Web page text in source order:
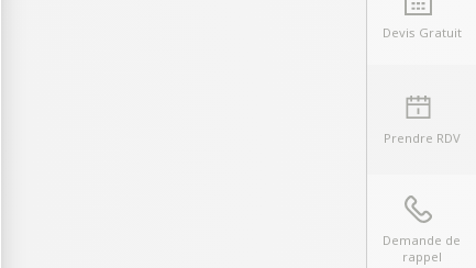
Personnalisez vos Options
Devis Gratuit
Prendre RDV
Demande de
rappel